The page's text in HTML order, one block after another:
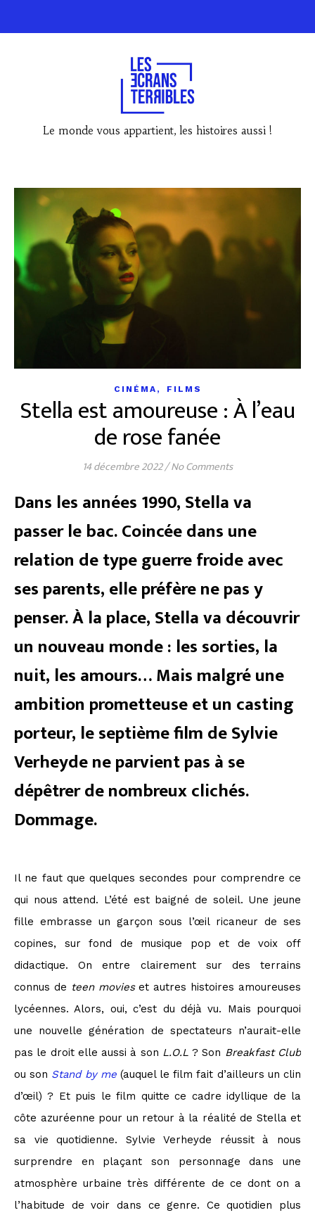
Le monde vous appartient, les histoires aussi !
CINÉMA , FILMS
Stella est amoureuse : À l’eau
de rose fanée
14 décembre 2022/No Comments
Dans les années 1990, Stella va
passer le bac. Coincée dans une
relation de type guerre froide avec
ses parents, elle préfère ne pas y
penser. À la place, Stella va découvrir
un nouveau monde : les sorties, la
nuit, les amours… Mais malgré une
ambition prometteuse et un casting
porteur, le septième film de Sylvie
Verheyde ne parvient pas à se
dépêtrer de nombreux clichés.
Dommage.
Il ne faut que quelques secondes pour comprendre ce
qui nous attend. L’été est baigné de soleil. Une jeune
fille embrasse un garçon sous l’œil ricaneur de ses
copines, sur fond de musique pop et de voix off
didactique. On entre clairement sur des terrains
connus de teen movieset autres histoires amoureuses
lycéennes. Alors, oui, c’est du déjà vu. Mais pourquoi
une nouvelle génération de spectateurs n’aurait-elle
pas le droit elle aussi à son L.O.L ? Son Breakfast Club
ou son Stand by me(auquel le film fait d’ailleurs un clin
d’œil) ? Et puis le film quitte ce cadre idyllique de la
côte azuréenne pour un retour à la réalité de Stella et
sa vie quotidienne. Sylvie Verheyde réussit à nous
surprendre en plaçant son personnage dans une
atmosphère urbaine très différente de ce dont on a
l’habitude de voir dans ce genre. Ce quotidien plus